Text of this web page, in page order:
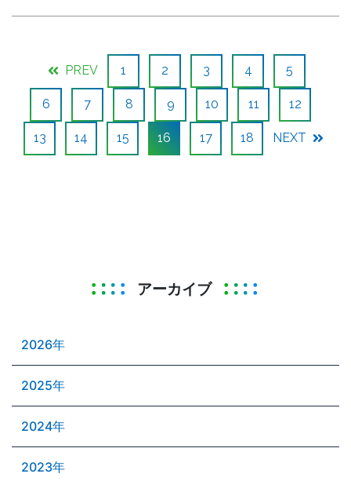
PREV 1 2 3 4 5
6 7 8 9 10 11 12
13 14 15 16 17 18 NEXT
アーカイブ
2026年
2025年
2024年
2023年